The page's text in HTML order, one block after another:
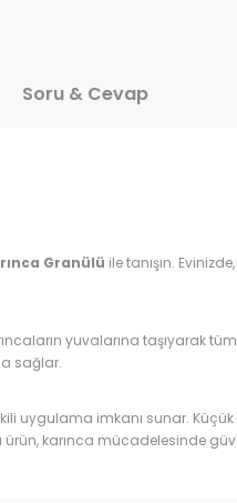
Soru & Cevap
Granülü ile tanışın.
yuvalarına taşıyarak
sağlar.
uygulama imkanı sunar.
karınca mücadelesinde